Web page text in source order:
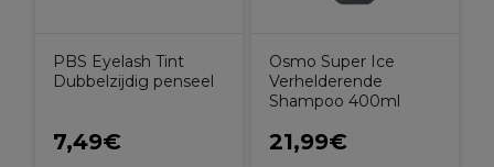
PBS Eyelash Tint
Dubbelzijdig penseel
7,49€
Osmo Super Ice
Verhelderende
Shampoo 400ml
21,99€